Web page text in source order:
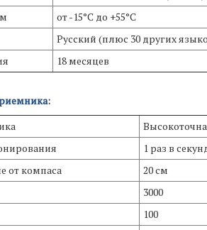
от -15°C до +55°C
Русский (плюс 30 других
18 месяцев
1 раз в
от компаса
20 см
3000
100